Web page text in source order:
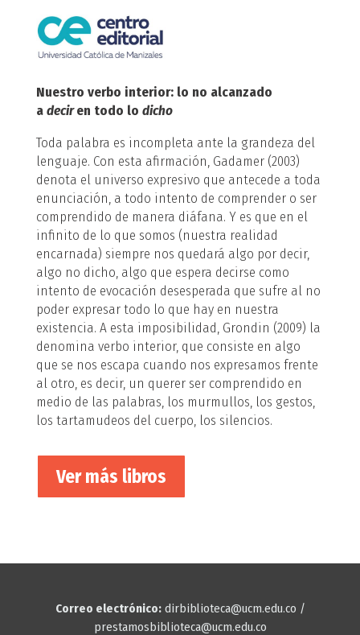
Nuestro verbo interior: lo no alcanzado
adeciren todo lo dicho
Toda palabra es incompleta ante la grandeza del
lenguaje. Con esta afirmación, Gadamer (2003)
denota el universo expresivo que antecede a toda
enunciación, a todo intento de comprender o ser
comprendido de manera diáfana. Y es que en el
infinito de lo que somos (nuestra realidad
encarnada) siempre nos quedará algo por decir,
algo no dicho, algo que espera decirse como
intento de evocación desesperada que sufre al no
poder expresar todo lo que hay en nuestra
existencia. A esta imposibilidad, Grondin (2009) la
denomina verbo interior, que consiste en algo
que se nos escapa cuando nos expresamos frente
al otro, es decir, un querer ser comprendido en
medio de las palabras, los murmullos, los gestos,
los tartamudeos del cuerpo, los silencios.
Ver más libros
Correo electrónico:dirbiblioteca@ucm.edu.co /
prestamosbiblioteca@ucm.edu.co